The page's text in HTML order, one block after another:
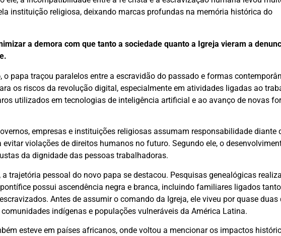
instituição religiosa, deixando marcas profundas na memória histórica do
a demora com que tanto a sociedade quanto a Igreja vieram a
papa traçou paralelos entre a escravidão do passado e formas
os riscos da revolução digital, especialmente em atividades ligadas ao
utilizados em tecnologias de inteligência artificial e ao avanço de novas
empresas e instituições religiosas assumam responsabilidade diante
violações de direitos humanos no futuro. Segundo ele, o
da dignidade das pessoas trabalhadoras.
trajetória pessoal do novo papa se destacou. Pesquisas genealógicas
possui ascendência negra e branca, incluindo familiares ligados
Antes de assumir o comando da Igreja, ele viveu por quase duas
indígenas e populações vulneráveis da América Latina.
esteve em países africanos, onde voltou a mencionar os impactos